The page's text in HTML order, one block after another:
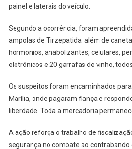
painel e laterais do veículo.
Segundo a ocorrência, foram
ampolas de Tirzepatida, além de
hormônios, anabolizantes, celulares,
eletrônicos e 20 garrafas de vinho,
Os suspeitos foram encaminhados para
Marília, onde pagaram fiança e
liberdade. Toda a mercadoria
A ação reforça o trabalho de
segurança no combate ao contrabando